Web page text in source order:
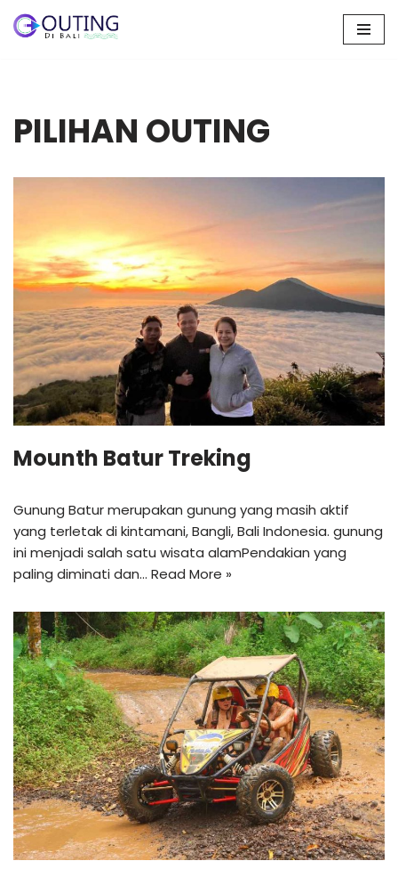
PILIHAN OUTING
Mounth Batur Treking
Gunung Batur merupakan gunung yang masih aktif
yang terletak di kintamani, Bangli, Bali Indonesia. gunung
ini menjadi salah satu wisata alamPendakian yang
paling diminati dan… Read More »